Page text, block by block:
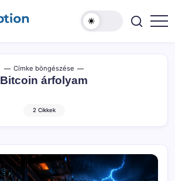
MyCryptOption
Címke böngészése
Bitcoin árfolyam
2 Cikkek